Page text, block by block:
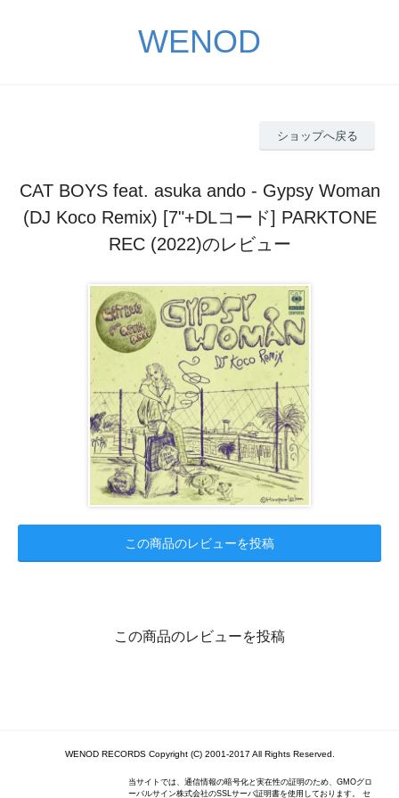
WENOD
ショップへ戻る
CAT BOYS feat. asuka ando - Gypsy Woman
(DJ Koco Remix) [7"+DLコード] PARKTONE
REC (2022)のレビュー
この商品のレビューを投稿
この商品のレビューを投稿
WENOD RECORDS Copyright (C) 2001-2017 All Rights Reserved.
当サイトでは、通信情報の暗号化と実在性の証明のため、GMOグロ
ーバルサイン株式会社のSSLサーバ証明書を使用しております。 セ